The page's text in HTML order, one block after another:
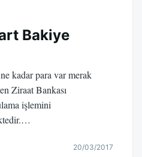
Bakiye
kadar para var merak
Ziraat Bankası
işlemini
20/03/2017